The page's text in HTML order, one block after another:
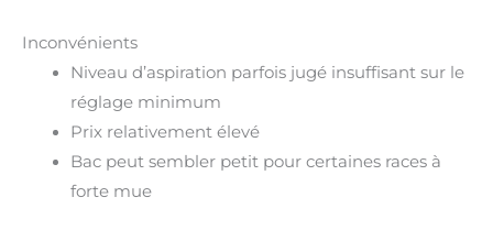
Inconvénients
Niveau d’aspiration parfois jugé insuffisant sur le
réglage minimum
Prix relativement élevé
Bac peut sembler petit pour certaines races à
forte mue